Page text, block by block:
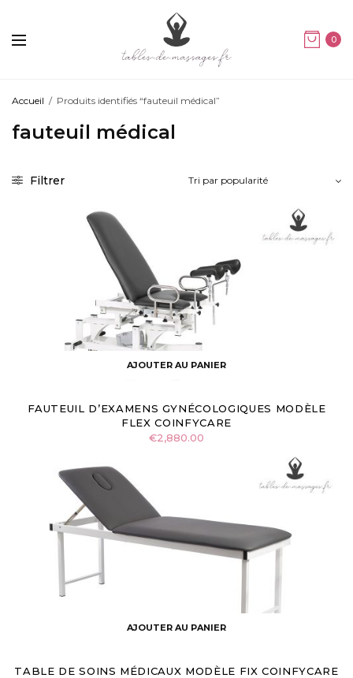
0
Accueil / Produits identifiés “fauteuil médical”
fauteuil médical
Filtrer
AJOUTER AU PANIER
FAUTEUIL D’EXAMENS GYNÉCOLOGIQUES MODÈLE
FLEX COINFYCARE
€2,880.00
AJOUTER AU PANIER
TABLE DE SOINS MÉDICAUX MODÈLE FIX COINFYCARE